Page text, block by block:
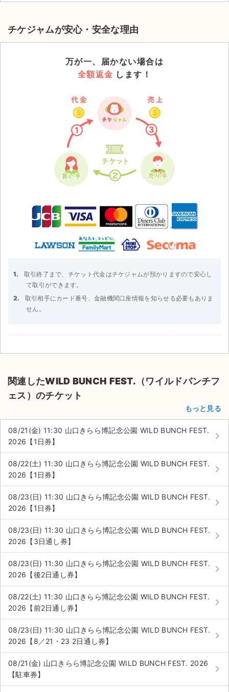
チケジャムが安心・安全な理由
万が一、届かない場合は
全額返金 します！
取引終了まで、チケット代金はチケジャムが預かりますので安心し
て取引ができます。
取引相手にカード番号、金融機関口座情報を知らせる必要もありま
せん。
関連したWILD BUNCH FEST.（ワイルドバンチフ
ェス）のチケット
もっと見る
08/21(金) 11:30 山口きらら博記念公園 WILD BUNCH FEST.
2026【1日券】
keyboard_arrow_right
08/22(土) 11:30 山口きらら博記念公園 WILD BUNCH FEST.
2026【1日券】
keyboard_arrow_right
08/23(日) 11:30 山口きらら博記念公園 WILD BUNCH FEST.
2026【1日券】
keyboard_arrow_right
08/23(日) 11:30 山口きらら博記念公園 WILD BUNCH FEST.
2026【3日通し券】
keyboard_arrow_right
08/23(日) 11:30 山口きらら博記念公園 WILD BUNCH FEST.
2026【後2日通し券】
keyboard_arrow_right
08/22(土) 11:30 山口きらら博記念公園 WILD BUNCH FEST.
2026【前2日通し券】
keyboard_arrow_right
08/23(日) 11:30 山口きらら博記念公園 WILD BUNCH FEST.
2026【8／21・23 2日通し券】
keyboard_arrow_right
08/21(金) 山口きらら博記念公園 WILD BUNCH FEST. 2026
【駐車券】
keyboard_arrow_right